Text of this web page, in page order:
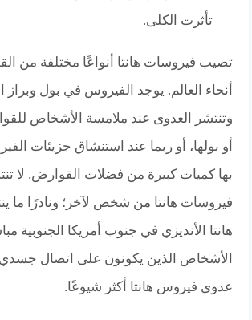
تأثرت الكلى.
تصيب فيروسات هانتا أنواعًا مختلفة من
أنحاء العالم. يوجد الفيروس في بول
وتنتشر العدوى عند ملامسة الأشخاص
أو بولها، أو ربما عند استنشاق جزيئات
بها كميات كبيرة من فضلات القوارض. لا
فيروسات هانتا من شخص لآخر؛ ونادرًا ما
هانتا الأنديزي في جنوب أمريكا الجنوبية
الأشخاص الذين يكونون على اتصال
عدوى فيروس هانتا أكثر شيوعًا.